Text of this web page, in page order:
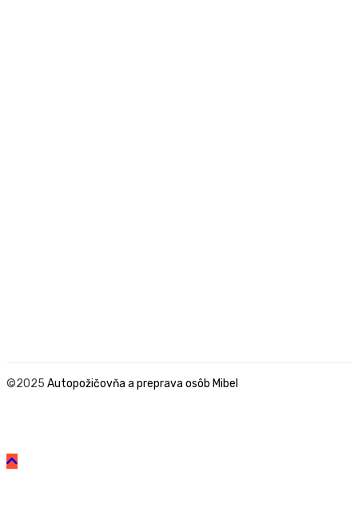
©2025 Autopožičovňa a preprava osôb Mibel